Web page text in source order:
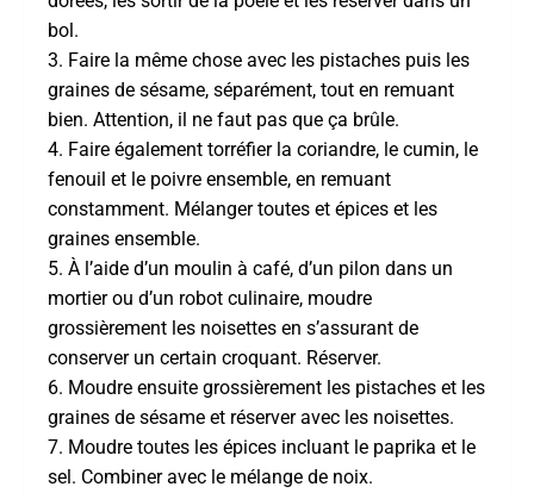
bol.
3. Faire la même chose avec les pistaches puis les
graines de sésame, séparément, tout en remuant
bien. Attention, il ne faut pas que ça brûle.
4. Faire également torréfier la coriandre, le cumin, le
fenouil et le poivre ensemble, en remuant
constamment. Mélanger toutes et épices et les
graines ensemble.
5. À l’aide d’un moulin à café, d’un pilon dans un
mortier ou d’un robot culinaire, moudre
grossièrement les noisettes en s’assurant de
conserver un certain croquant. Réserver.
6. Moudre ensuite grossièrement les pistaches et les
graines de sésame et réserver avec les noisettes.
7. Moudre toutes les épices incluant le paprika et le
sel. Combiner avec le mélange de noix.